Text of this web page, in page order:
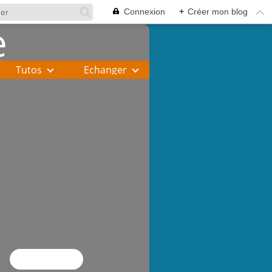
Connexion + Créer mon blog
Tutos Echanger